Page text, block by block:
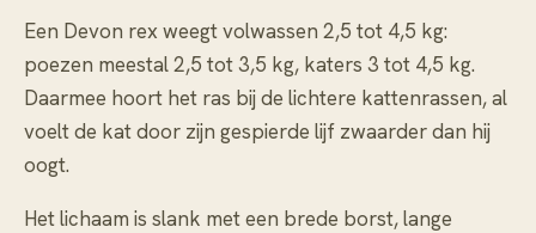
Een Devon rex weegt volwassen 2,5 tot 4,5 kg:
poezen meestal 2,5 tot 3,5 kg, katers 3 tot 4,5 kg.
Daarmee hoort het ras bij de lichtere kattenrassen, al
voelt de kat door zijn gespierde lijf zwaarder dan hij
oogt.
Het lichaam is slank met een brede borst, lange